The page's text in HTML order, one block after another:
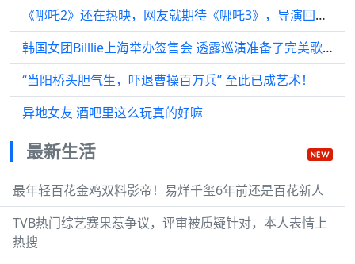
《哪吒2》还在热映，网友就期待《哪吒3》，导演回应有很多“坑”
韩国女团Billlie上海举办签售会 透露巡演准备了完美歌单
“当阳桥头胆气生，吓退曹操百万兵” 至此已成艺术！
异地女友 酒吧里这么玩真的好嘛
最新生活
最年轻百花金鸡双料影帝！易烊千玺6年前还是百花新人
TVB热门综艺赛果惹争议，评审被质疑针对，本人表情上
热搜